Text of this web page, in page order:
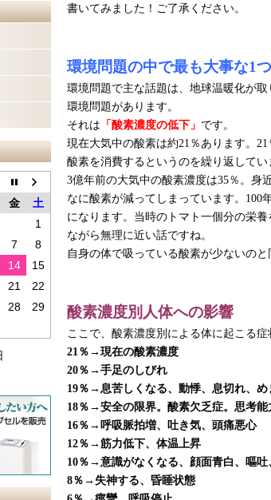
書いてみました！ご了承ください。
環境問題の中で最も大事な1つ
環境問題で主な話題は、地球温暖化が
環境問題があります。
それは 「酸素濃度の低下」 です。
現在大気中の酸素は約21％あります。
酸素を消費するというのを繰り返してい
3億年前の大気中の酸素濃度は35％。身
なに酸素が減ってしまっています。100
になります。当時のトマト一個分の栄
ながら無理に近い話ですね。
自身の体で吸っている酸素が少ないの
酸素濃度別人体への影響
ここで、酸素濃度別による体に起こる症
21％→現在の酸素濃度
20％→手足のしびれ
19％→息苦しくなる、動悸、息切れ、め
18％→安全の限界。酸素欠乏症。思考
16％→呼吸脈拍増、吐き気、頭痛悪心
12％→筋力低下、体温上昇
10％→意識がなくなる、顔面青白、嘔吐
8％→失神する、昏睡状態
金
土
1
7
8
14
15
21
22
28
29